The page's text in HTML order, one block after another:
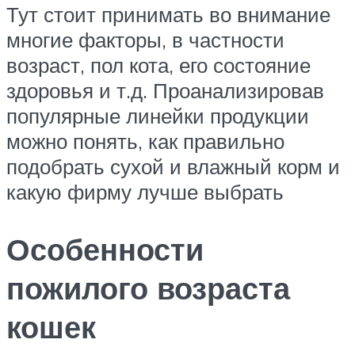
Тут стоит принимать во внимание
многие факторы, в частности
возраст, пол кота, его состояние
здоровья и т.д. Проанализировав
популярные линейки продукции
можно понять, как правильно
подобрать сухой и влажный корм и
какую фирму лучше выбрать
Особенности
пожилого возраста
кошек